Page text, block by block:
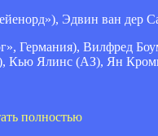
Эдвин ван
Германия), Вилфред
Кью Ялинс (АЗ), Ян
полностью